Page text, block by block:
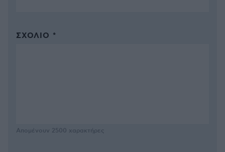
ΣΧΌΛΙΟ *
Απομένουν 2500 χαρακτήρες